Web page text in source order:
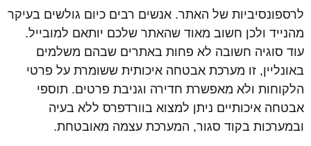
לרספונסיביות של האתר. אנשים רבים כיום גולשים בעיקר
מהנייד ולכן חשוב מאוד שהאתר שלכם יותאם למובייל.
עוד סוגיה חשובה לא פחות באתרים שבהם משלמים
באונליין, זו מערכת אבטחה איכותית ששומרת על פרטי
הלקוחות ולא מאפשרת חדירה וגניבת פרטים. תוספי
אבטחה איכותיים ניתן למצוא בוורדפרס ללא בעיה
ובמערכות בקוד סגור, המערכת עצמה מאובטחת.